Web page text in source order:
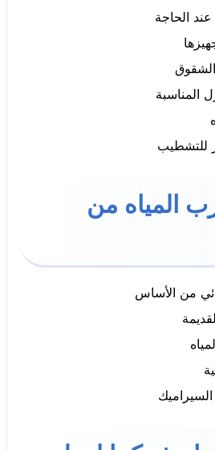
عند الحاجة
المناسبة
للتشطيب
المياه من
من الأساس